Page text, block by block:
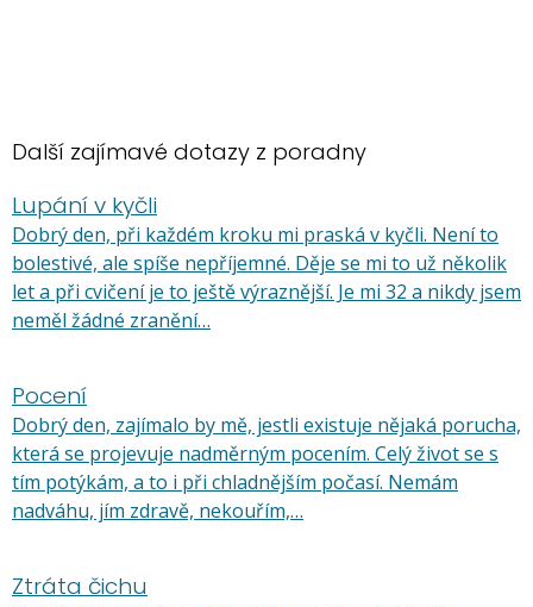
Další zajímavé dotazy z poradny
Lupání v kyčli
Dobrý den, při každém kroku mi praská v kyčli. Není to
bolestivé, ale spíše nepříjemné. Děje se mi to už několik
let a při cvičení je to ještě výraznější. Je mi 32 a nikdy jsem
neměl žádné zranění…
Pocení
Dobrý den, zajímalo by mě, jestli existuje nějaká porucha,
která se projevuje nadměrným pocením. Celý život se s
tím potýkám, a to i při chladnějším počasí. Nemám
nadváhu, jím zdravě, nekouřím,…
Ztráta čichu